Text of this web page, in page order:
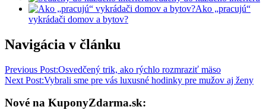
Ako „pracujú“
vykrádači domov a bytov?
Navigácia v článku
Previous Post:Osvedčený trik, ako rýchlo rozmraziť mäso
Next Post:Vybrali sme pre vás luxusné hodinky pre mužov aj ženy
Nové na KuponyZdarma.sk: